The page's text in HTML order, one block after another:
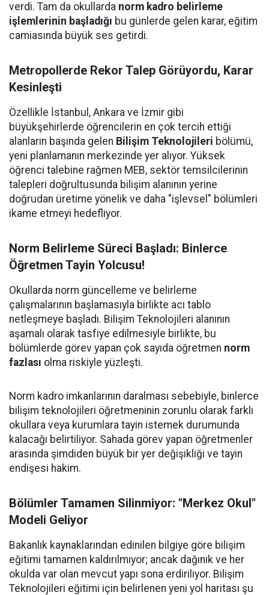
verdi. Tam da okullarda norm kadro belirleme
işlemlerinin başladığı bu günlerde gelen karar, eğitim
camiasında büyük ses getirdi.
Metropollerde Rekor Talep Görüyordu, Karar
Kesinleşti
Özellikle İstanbul, Ankara ve İzmir gibi
büyükşehirlerde öğrencilerin en çok tercih ettiği
alanların başında gelen Bilişim Teknolojileri bölümü,
yeni planlamanın merkezinde yer alıyor. Yüksek
öğrenci talebine rağmen MEB, sektör temsilcilerinin
talepleri doğrultusunda bilişim alanının yerine
doğrudan üretime yönelik ve daha "işlevsel" bölümleri
ikame etmeyi hedefliyor.
Norm Belirleme Süreci Başladı: Binlerce
Öğretmen Tayin Yolcusu!
Okullarda norm güncelleme ve belirleme
çalışmalarının başlamasıyla birlikte acı tablo
netleşmeye başladı. Bilişim Teknolojileri alanının
aşamalı olarak tasfiye edilmesiyle birlikte, bu
bölümlerde görev yapan çok sayıda öğretmen norm
fazlası olma riskiyle yüzleşti.
Norm kadro imkanlarının daralması sebebiyle, binlerce
bilişim teknolojileri öğretmeninin zorunlu olarak farklı
okullara veya kurumlara tayin istemek durumunda
kalacağı belirtiliyor. Sahada görev yapan öğretmenler
arasında şimdiden büyük bir yer değişikliği ve tayin
endişesi hakim.
Bölümler Tamamen Silinmiyor: "Merkez Okul"
Modeli Geliyor
Bakanlık kaynaklarından edinilen bilgiye göre bilişim
eğitimi tamamen kaldırılmıyor; ancak dağınık ve her
okulda var olan mevcut yapı sona erdiriliyor. Bilişim
Teknolojileri eğitimi için belirlenen yeni yol haritası şu